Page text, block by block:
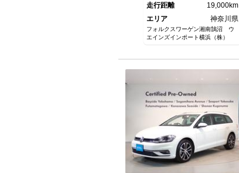
ン エアバッグ 盗難防止
走行距離
19,000km
エリア
神奈川県
フォルクスワーゲン湘南鵠沼 ウ
エインズインポート横浜（株）